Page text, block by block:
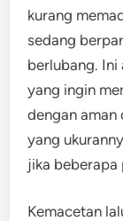
kurang
sedang
berlubang. Ini
yang ingin
dengan aman
yang
jika beberapa
Kemacetan